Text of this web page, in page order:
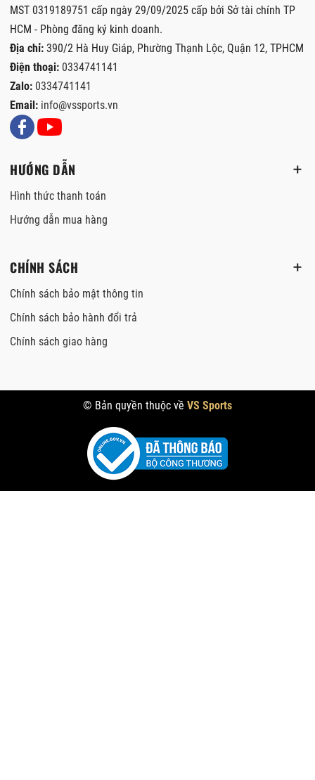
MST 0319189751 cấp ngày 29/09/2025 cấp bởi Sở tài chính TP
HCM - Phòng đăng ký kinh doanh.
Địa chỉ: 390/2 Hà Huy Giáp, Phường Thạnh Lộc, Quận 12, TPHCM
Điện thoại: 0334741141
Zalo: 0334741141
Email: info@vssports.vn
HƯỚNG DẪN
Hình thức thanh toán
Hướng dẫn mua hàng
CHÍNH SÁCH
Chính sách bảo mật thông tin
Chính sách bảo hành đổi trả
Chính sách giao hàng
© Bản quyền thuộc về VS Sports